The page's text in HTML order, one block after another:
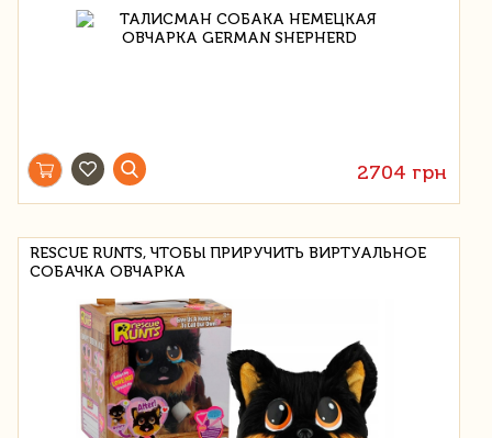
2704 грн
RESCUE RUNTS, ЧТОБЫ ПРИРУЧИТЬ ВИРТУАЛЬНОЕ
СОБАЧКА ОВЧАРКА